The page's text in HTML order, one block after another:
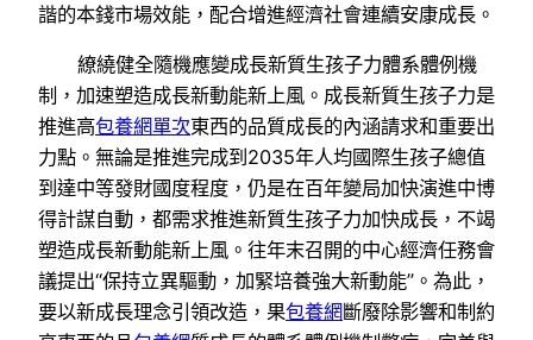
諧的本錢市場效能，配合增進經濟社會連續安康成長。
繚繞健全隨機應變成長新質生孩子力體系體例機
制，加速塑造成長新動能新上風。成長新質生孩子力是
推進高包養網單次東西的品質成長的內涵請求和重要出
力點。無論是推進完成到2035年人均國際生孩子總值
到達中等發財國度程度，仍是在百年變局加快演進中博
得計謀自動，都需求推進新質生孩子力加快成長，不竭
塑造成長新動能新上風。往年末召開的中心經濟任務會
議提出“保持立異驅動，加緊培養強大新動能”。為此，
要以新成長理念引領改造，果包養網斷廢除影響和制約